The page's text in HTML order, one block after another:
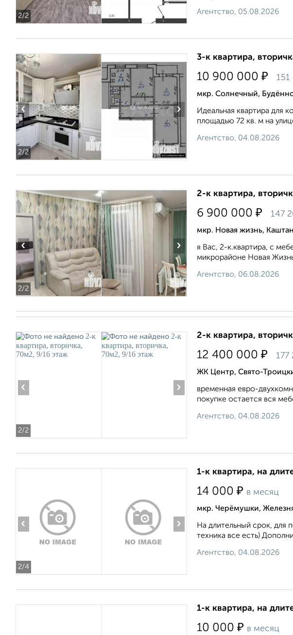
2/2 Агентство, 05.08.2026
2/2
‹ ›
3-к квартира,
10 900 000 ₽ 151
мкр. Солнечный,
Идеальная квартира для
площадью 72 кв. м на
Агентство, 04.08.2026
2/2
‹ ›
2-к квартира,
6 900 000 ₽ 147
мкр. Новая жизнь,
я Вас, 2-к.квартира, с
микрорайоне Новая
Агентство, 06.08.2026
2/2
‹ ›
2-к квартира,
12 400 000 ₽ 177
ЖК Центр, Свято-
временная евро-
покупке остается вся
Агентство, 04.08.2026
2/4
‹ ›
1-к квартира, на
14 000 ₽ в месяц
мкр. Черёмушки,
На длительный срок, для
техника все есть)
Агентство, 04.08.2026
1-к квартира, на
10 000 ₽ в месяц